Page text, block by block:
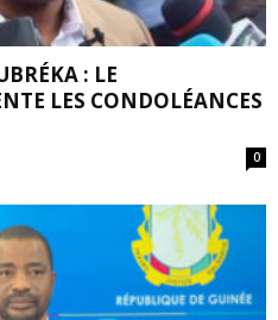
: LE
LES CONDOLÉANCES
0